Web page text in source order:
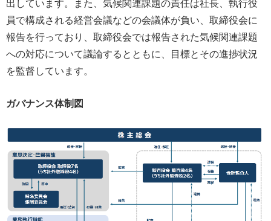
出しています。また、気候関連課題の責任は社長、執行役
員で構成される経営会議などの会議体が負い、取締役会に
報告を行っており、取締役会では報告された気候関連課題
への対応について議論するとともに、目標とその進捗状況
を監督しています。
ガバナンス体制図